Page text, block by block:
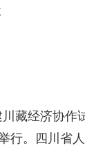
藏经济协作
行。四川省